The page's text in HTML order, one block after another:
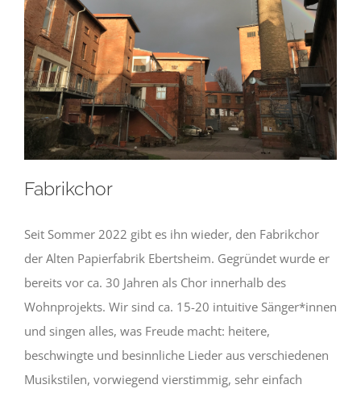
Newsletter
Kulturnetz
Fabrikchor
Seit Sommer 2022 gibt es ihn wieder, den Fabrikchor
der Alten Papierfabrik Ebertsheim. Gegründet wurde er
bereits vor ca. 30 Jahren als Chor innerhalb des
Wohnprojekts. Wir sind ca. 15-20 intuitive Sänger*innen
und singen alles, was Freude macht: heitere,
beschwingte und besinnliche Lieder aus verschiedenen
Musikstilen, vorwiegend vierstimmig, sehr einfach